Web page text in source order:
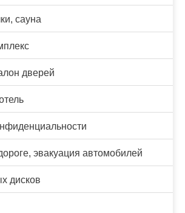
сауна
дверей
эвакуация автомобилей
дисков